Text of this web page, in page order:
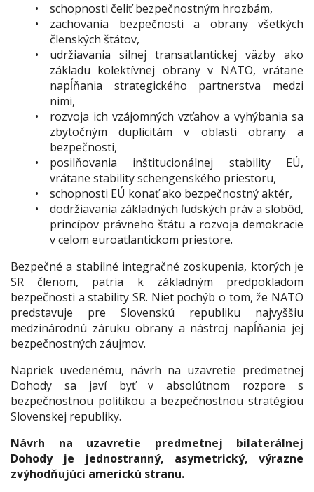
schopnosti čeliť bezpečnostným hrozbám,
zachovania bezpečnosti a obrany všetkých
členských štátov,
udržiavania silnej transatlantickej väzby ako
základu kolektívnej obrany v NATO, vrátane
napĺňania strategického partnerstva medzi
nimi,
rozvoja ich vzájomných vzťahov a vyhýbania sa
zbytočným duplicitám v oblasti obrany a
bezpečnosti,
posilňovania inštitucionálnej stability EÚ,
vrátane stability schengenského priestoru,
schopnosti EÚ konať ako bezpečnostný aktér,
dodržiavania základných ľudských práv a slobôd,
princípov právneho štátu a rozvoja demokracie
v celom euroatlantickom priestore.
Bezpečné a stabilné integračné zoskupenia, ktorých je
SR členom, patria k základným predpokladom
bezpečnosti a stability SR. Niet pochýb o tom, že NATO
predstavuje pre Slovenskú republiku najvyššiu
medzinárodnú záruku obrany a nástroj napĺňania jej
bezpečnostných záujmov.
Napriek uvedenému, návrh na uzavretie predmetnej
Dohody sa javí byť v absolútnom rozpore s
bezpečnostnou politikou a bezpečnostnou stratégiou
Slovenskej republiky.
Návrh na uzavretie predmetnej bilaterálnej
Dohody je jednostranný, asymetrický, výrazne
zvýhodňujúci americkú stranu.